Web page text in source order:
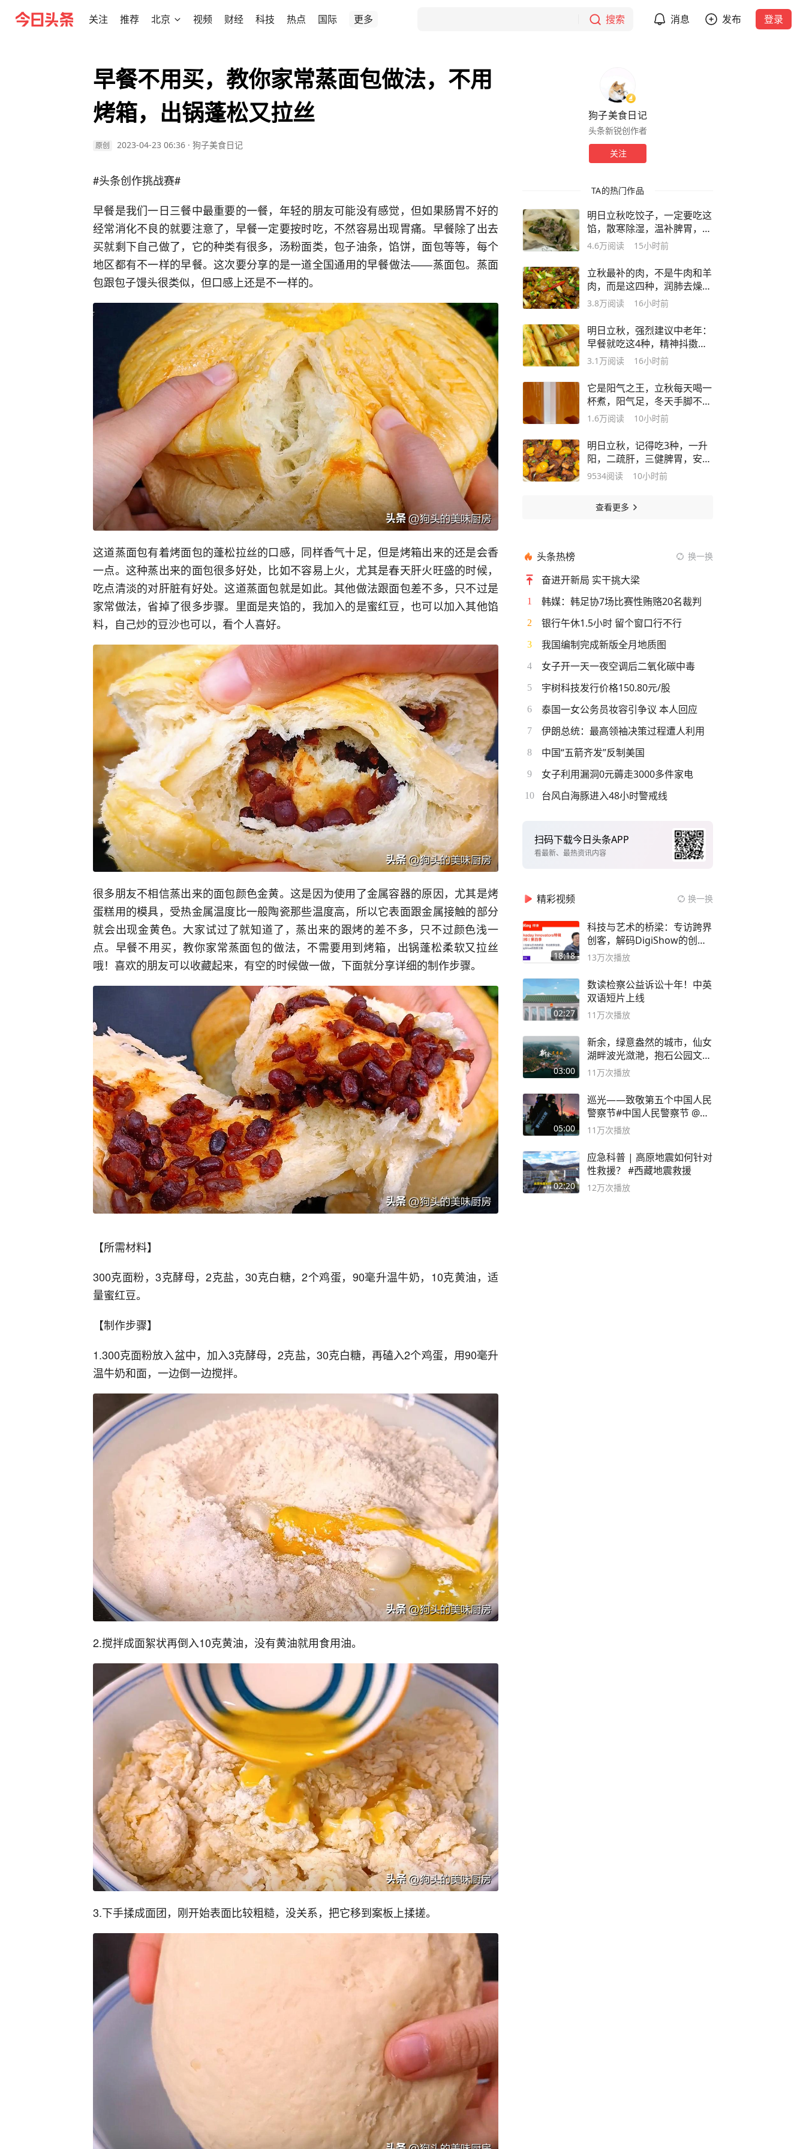
关注 推荐 北京 视频 财经 科技 热点 国际 更多 搜索 消息 发布 登录
早餐不用买，教你家常蒸面包做法，不用
烤箱，出锅蓬松又拉丝
原创 2023-04-23 06:36 · 狗子美食日记
#头条创作挑战赛#
早餐是我们一日三餐中最重要的一餐，年轻的朋友可能没有感觉，但如果肠胃不好的
经常消化不良的就要注意了，早餐一定要按时吃，不然容易出现胃痛。早餐除了出去
买就剩下自己做了，它的种类有很多，汤粉面类，包子油条，馅饼，面包等等，每个
地区都有不一样的早餐。这次要分享的是一道全国通用的早餐做法——蒸面包。蒸面
包跟包子馒头很类似，但口感上还是不一样的。
这道蒸面包有着烤面包的蓬松拉丝的口感，同样香气十足，但是烤箱出来的还是会香
一点。这种蒸出来的面包很多好处，比如不容易上火，尤其是春天肝火旺盛的时候，
吃点清淡的对肝脏有好处。这道蒸面包就是如此。其他做法跟面包差不多，只不过是
家常做法，省掉了很多步骤。里面是夹馅的，我加入的是蜜红豆，也可以加入其他馅
料，自己炒的豆沙也可以，看个人喜好。
很多朋友不相信蒸出来的面包颜色金黄。这是因为使用了金属容器的原因，尤其是烤
蛋糕用的模具，受热金属温度比一般陶瓷那些温度高，所以它表面跟金属接触的部分
就会出现金黄色。大家试过了就知道了，蒸出来的跟烤的差不多，只不过颜色浅一
点。早餐不用买，教你家常蒸面包的做法，不需要用到烤箱，出锅蓬松柔软又拉丝
哦！喜欢的朋友可以收藏起来，有空的时候做一做，下面就分享详细的制作步骤。
【所需材料】
300克面粉，3克酵母，2克盐，30克白糖，2个鸡蛋，90毫升温牛奶，10克黄油，适
量蜜红豆。
【制作步骤】
1.300克面粉放入盆中，加入3克酵母，2克盐，30克白糖，再磕入2个鸡蛋，用90毫升
温牛奶和面，一边倒一边搅拌。
2.搅拌成面絮状再倒入10克黄油，没有黄油就用食用油。
3.下手揉成面团，刚开始表面比较粗糙，没关系，把它移到案板上揉搓。
狗子美食日记
头条新锐创作者
关注
TA的热门作品
明日立秋吃饺子，一定要吃这
馅，散寒除湿，温补脾胃，鲜
嫩太香了
4.6万阅读 15小时前
立秋最补的肉，不是牛肉和羊
肉，而是这四种，润肺去燥身
体棒
3.8万阅读 16小时前
明日立秋，强烈建议中老年：
早餐就吃这4种，精神抖擞一
整天
3.1万阅读 16小时前
它是阳气之王，立秋每天喝一
杯煮，阳气足，冬天手脚不冰
冷了！
1.6万阅读 10小时前
明日立秋，记得吃3种，一升
阳，二疏肝，三健脾胃，安稳
入秋
9534阅读 10小时前
查看更多
头条热榜 换一换
奋进开新局 实干挑大梁
1 韩媒：韩足协7场比赛性贿赂20名裁判
2 银行午休1.5小时 留个窗口行不行
3 我国编制完成新版全月地质图
4 女子开一天一夜空调后二氧化碳中毒
5 宇树科技发行价格150.80元/股
6 泰国一女公务员妆容引争议 本人回应
7 伊朗总统：最高领袖决策过程遭人利用
8 中国“五箭齐发”反制美国
9 女子利用漏洞0元薅走3000多件家电
10 台风白海豚进入48小时警戒线
扫码下载今日头条APP
看最新、最热资讯内容
精彩视频 换一换
18:18
科技与艺术的桥梁：专访跨界
创客，解码DigiShow的创新
之路
13万次播放
02:27
数读检察公益诉讼十年！中英
双语短片上线
11万次播放
03:00
新余，绿意盎然的城市，仙女
湖畔波光潋滟，抱石公园文化
深邃……
11万次播放
05:00
巡光——致敬第五个中国人民
警察节#中国人民警察节 @抖
音小助手
11万次播放
02:20
应急科普 | 高原地震如何针对
性救援？ #西藏地震救援
12万次播放